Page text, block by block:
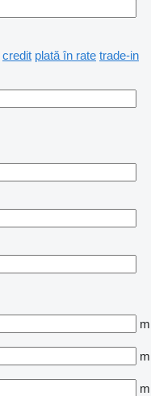
credit plată în rate trade-in
m
m
m